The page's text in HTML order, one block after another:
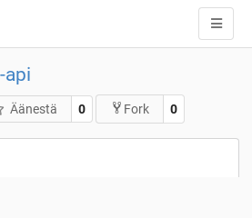
api
Äänestä 0 Fork 0